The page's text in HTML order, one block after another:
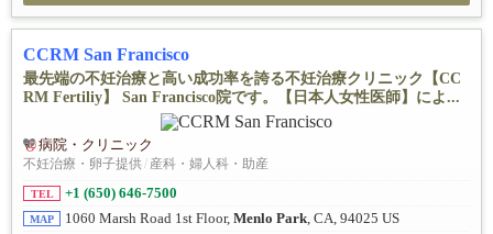
CCRM San Francisco
最先端の不妊治療と高い成功率を誇る不妊治療クリニック【CC
RM Fertiliy】 San Francisco院です。【日本人女性医師】によ...
病院・クリニック
不妊治療・卵子提供/ 産科・婦人科・助産
TEL +1 (650) 646-7500
MAP 1060 Marsh Road 1st Floor, Menlo Park, CA, 94025 US